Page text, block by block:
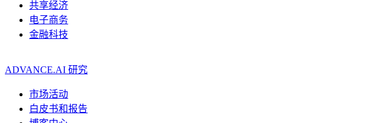
共享经济
电子商务
金融科技
ADVANCE.AI 研究
市场活动
白皮书和报告